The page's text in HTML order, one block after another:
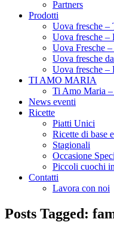
Partners
Prodotti
Uova fresche –
Uova fresche –
Uova Fresche
Uova fresche
Uova fresche –
TI AMO MARIA
Ti Amo Maria
News eventi
Ricette
Piatti Unici
Ricette di base
Stagionali
Occasione
Piccoli cuochi
Contatti
Lavora con noi
Posts Tagged: